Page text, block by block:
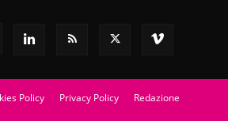
Policy Privacy Policy Redazione